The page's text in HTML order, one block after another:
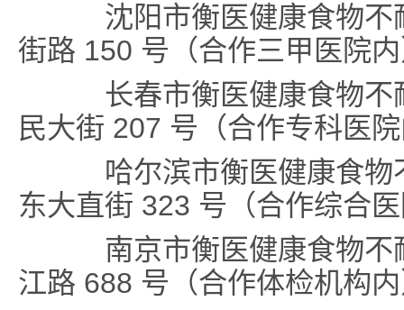
沈阳市衡医健康食物不
街路 150 号（合作三甲医院
长春市衡医健康食物不
民大街 207 号（合作专科医
哈尔滨市衡医健康食物
东大直街 323 号（合作综合
南京市衡医健康食物不
江路 688 号（合作体检机构